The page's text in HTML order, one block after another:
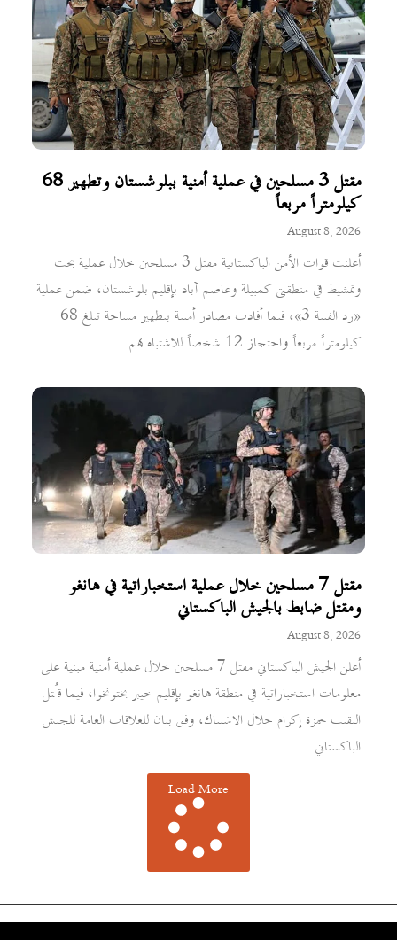
مقتل 3 مسلحين في عملية أمنية ببلوشستان وتطهير 68
كيلومتراً مربعاً
August 8, 2026
أعلنت قوات الأمن الباكستانية مقتل 3 مسلحين خلال عملية بحث
وتمشيط في منطقتي كمبيلة وعاصم آباد بإقليم بلوشستان، ضمن عملية
«رد الفتنة 3»، فيما أفادت مصادر أمنية بتطهير مساحة تبلغ 68
كيلومتراً مربعاً واحتجاز 12 شخصاً للاشتباه بهم
مقتل 7 مسلحين خلال عملية استخباراتية في هانغو
ومقتل ضابط بالجيش الباكستاني
August 8, 2026
أعلن الجيش الباكستاني مقتل 7 مسلحين خلال عملية أمنية مبنية على
معلومات استخباراتية في منطقة هانغو بإقليم خيبر بختونخوا، فيما قُتل
النقيب حمزة إكرام خلال الاشتباك، وفق بيان للعلاقات العامة للجيش
الباكستاني
Load More